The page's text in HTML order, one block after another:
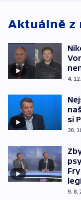
Aktuálně z
4.
si
20.
9. 8.